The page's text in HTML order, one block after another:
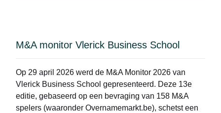
M&A monitor Vlerick Business School
Op 29 april 2026 werd de M&A Monitor 2026 van
Vlerick Business School gepresenteerd. Deze 13e
editie, gebaseerd op een bevraging van 158 M&A
spelers (waaronder Overnamemarkt.be), schetst een